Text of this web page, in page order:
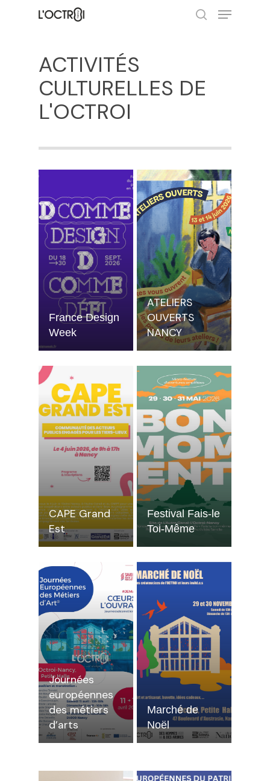
Hit enter to search or ESC to close
ACTIVITÉS
CULTURELLES DE
L'OCTROI
France Design
Week
ATELIERS
OUVERTS
NANCY
CAPE Grand
Est
Festival Fais-le
Toi-Même
Journées
européennes
des métiers
d’arts
Marché de
Noël